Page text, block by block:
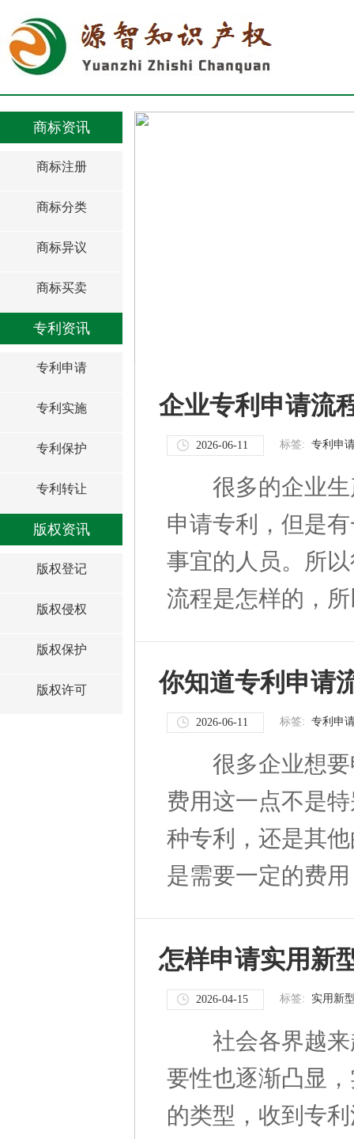
商标资讯
商标注册
商标分类
商标异议
商标买卖
专利资讯
专利申请
专利实施
专利保护
专利转让
版权资讯
版权登记
版权侵权
版权保护
版权许可
企业专利申请流
2026-06-11 标签: 专利申
很多的企业生
申请专利，但是
事宜的人员。所
流程是怎样的，
你知道专利申请
2026-06-11 标签: 专利申
很多企业想要
费用这一点不是
种专利，还是其
是需要一定的费
怎样申请实用新
2026-04-15 标签: 实用新
社会各界越来
要性也逐渐凸显
的类型，收到专